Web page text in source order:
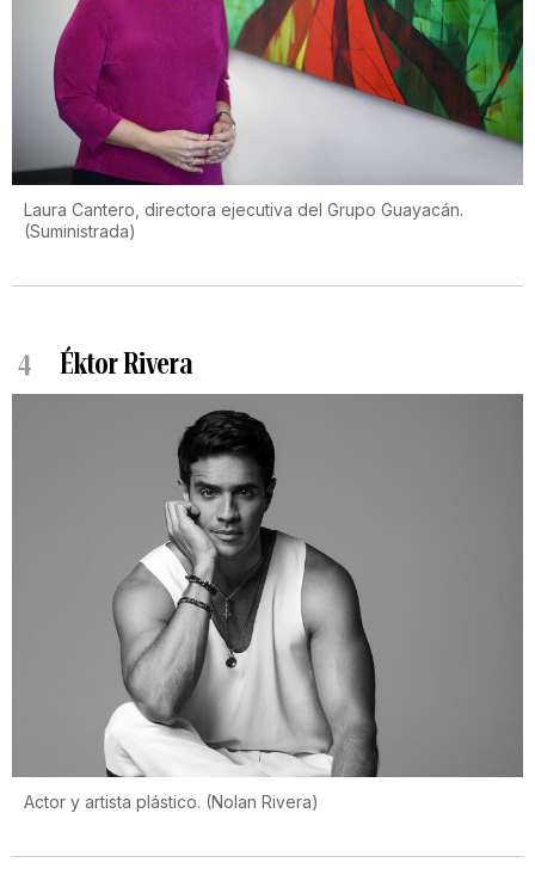
Laura Cantero, directora ejecutiva del Grupo Guayacán.
(Suministrada)
4 Éktor Rivera
Actor y artista plástico. (Nolan Rivera)